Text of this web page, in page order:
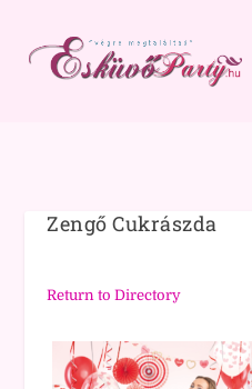
Zengő Cukrászda
Return to Directory